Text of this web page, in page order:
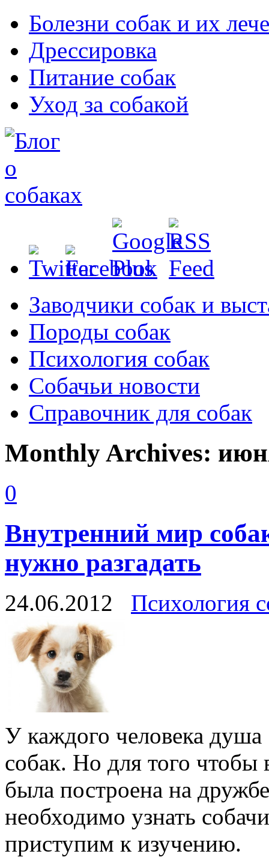
Болезни собак и их
Дрессировка
Питание собак
Уход за собакой
Заводчики собак и
Породы собак
Психология собак
Собачьи новости
Справочник для собак
Monthly Archives:
0
Внутренний мир
нужно разгадать
24.06.2012 Психология
У каждого человека душа
собак. Но для того
была построена на
необходимо узнать
приступим к изучению.